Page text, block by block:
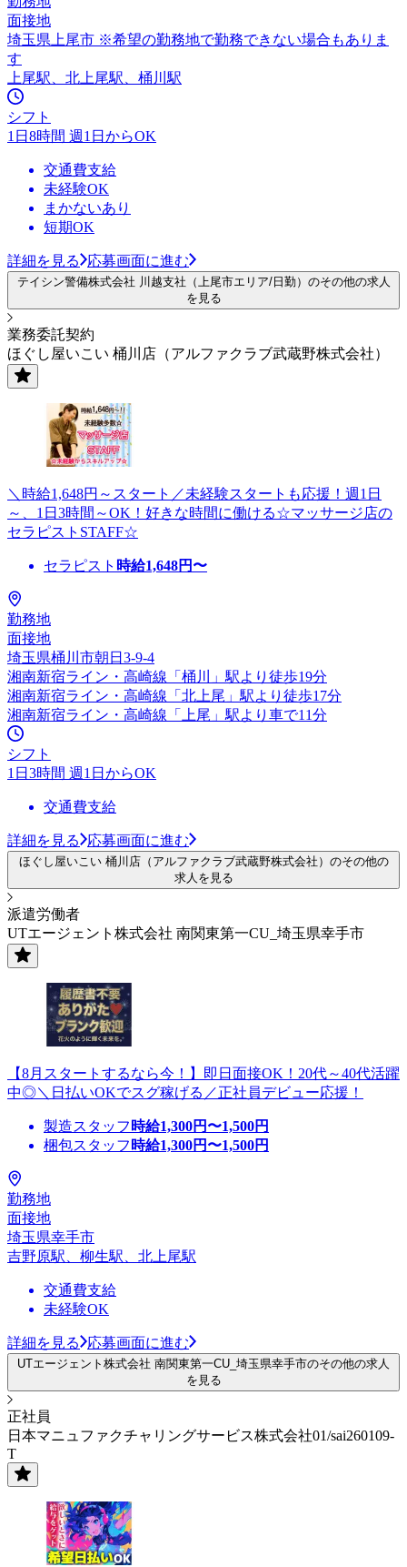
面接地
埼玉県上尾市 ※希望の勤務地で勤務できない場合もありま
す
上尾駅、北上尾駅、桶川駅
シフト
1日8時間 週1日からOK
交通費支給
未経験OK
まかないあり
短期OK
詳細を見る 応募画面に進む
テイシン警備株式会社 川越支社（上尾市エリア/日勤）のその他の求人
を見る
業務委託契約
ほぐし屋いこい 桶川店（アルファクラブ武蔵野株式会社）
＼時給1,648円～スタート／未経験スタートも応援！週1日
～、1日3時間～OK！好きな時間に働ける☆マッサージ店の
セラピストSTAFF☆
セラピスト 時給1,648円〜
勤務地
面接地
埼玉県桶川市朝日3-9-4
湘南新宿ライン・高崎線「桶川」駅より徒歩19分
湘南新宿ライン・高崎線「北上尾」駅より徒歩17分
湘南新宿ライン・高崎線「上尾」駅より車で11分
シフト
1日3時間 週1日からOK
交通費支給
詳細を見る 応募画面に進む
ほぐし屋いこい 桶川店（アルファクラブ武蔵野株式会社）のその他の
求人を見る
派遣労働者
UTエージェント株式会社 南関東第一CU_埼玉県幸手市
【8月スタートするなら今！】即日面接OK！20代～40代活躍
中◎＼日払いOKでスグ稼げる／正社員デビュー応援！
製造スタッフ 時給1,300円〜1,500円
梱包スタッフ 時給1,300円〜1,500円
勤務地
面接地
埼玉県幸手市
吉野原駅、柳生駅、北上尾駅
交通費支給
未経験OK
詳細を見る 応募画面に進む
UTエージェント株式会社 南関東第一CU_埼玉県幸手市のその他の求人
を見る
正社員
日本マニュファクチャリングサービス株式会社01/sai260109-
T